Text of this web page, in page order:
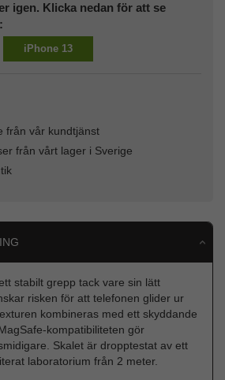
igen. Klicka nedan för att se
iPhone 13
från vår kundtjänst
från vårt lager i Sverige
stabilt grepp tack vare sin lätt
risken för att telefonen glider ur
kombineras med ett skyddande
kompatibiliteten gör
Skalet är dropptestat av ett
laboratorium från 2 meter.